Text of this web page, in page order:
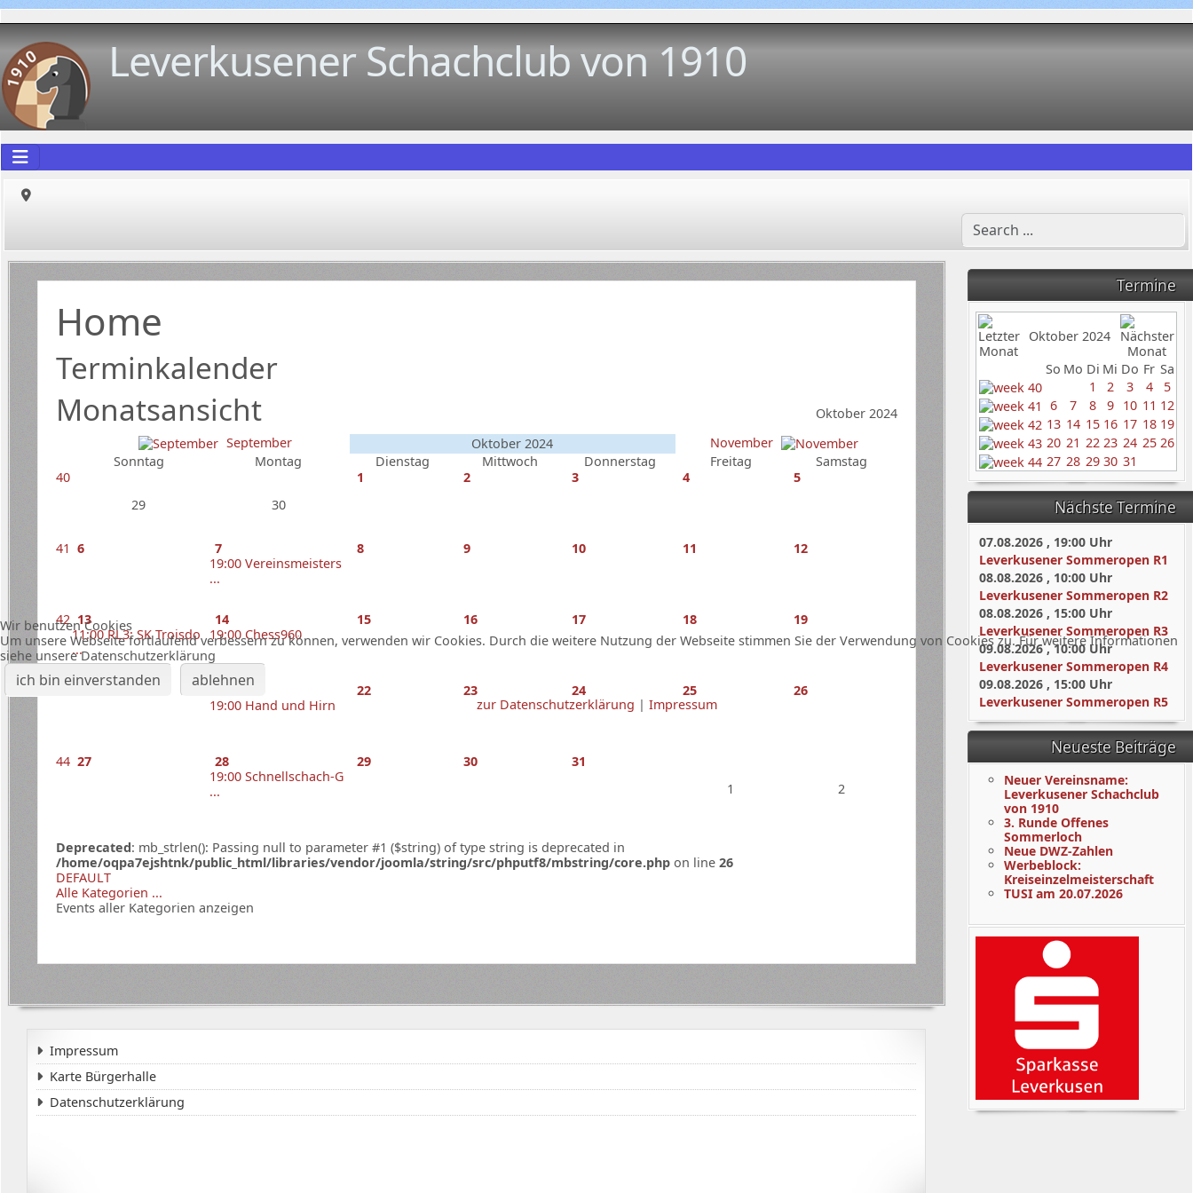
Leverkusener Schachclub von 1910
Termine
Oktober 2024
So Mo Di Mi Do Fr Sa
1
2 3 4
5
6
7 8 9 10 11 12
13 14 15 16 17 18 19
20 21 22 23 24 25 26
27 28 29 30 31
Nächste Termine
07.08.2026, 19:00Uhr
Leverkusener Sommeropen R1
08.08.2026, 10:00Uhr
Leverkusener Sommeropen R2
08.08.2026, 15:00Uhr
Leverkusener Sommeropen R3
09.08.2026,10:00Uhr
Leverkusener Sommeropen R4
09.08.2026, 15:00Uhr
Leverkusener Sommeropen R5
Neueste Beiträge
Neuer Vereinsname:
Leverkusener Schachclub
von 1910
3. Runde Offenes
Sommerloch
Neue DWZ-Zahlen
Werbeblock:
Kreiseinzelmeisterschaft
TUSI am 20.07.2026
Home
Terminkalender
Monatsansicht
Oktober 2024
September
Oktober 2024
November
Sonntag
Montag Dienstag Mittwoch Donnerstag Freitag
Samstag
40
29
30
1 2 3 4 5
41 6
7
19:00 Vereinsmeisters
...
8 9 10 11 12
42 13
11:00 RL3: SK Troisdo
...
14
19:00 Chess960
15 16 17 18 19
43 20
21
19:00 Hand und Hirn
22 23 24 25 26
44 27
28
19:00 Schnellschach-G
...
29 30
31
1
2
Deprecated: mb_strlen(): Passing null to parameter #1 ($string) of type string is deprecated in
/home/oqpa7ejshtnk/public_html/libraries/vendor/joomla/string/src/phputf8/mbstring/core.phpon line 26
DEFAULT
Alle Kategorien ...
Events aller Kategorien anzeigen
Impressum
Karte Bürgerhalle
Datenschutzerklärung
Wir benutzen Cookies
Um unsere Webseite fortlaufend verbessern zu können, verwenden wir Cookies. Durch die weitere Nutzung der Webseite stimmen Sie der Verwendung von Cookies zu. Für weitere Informationen
siehe unsere Datenschutzerklärung
ich bin einverstanden ablehnen
zur Datenschutzerklärung | Impressum